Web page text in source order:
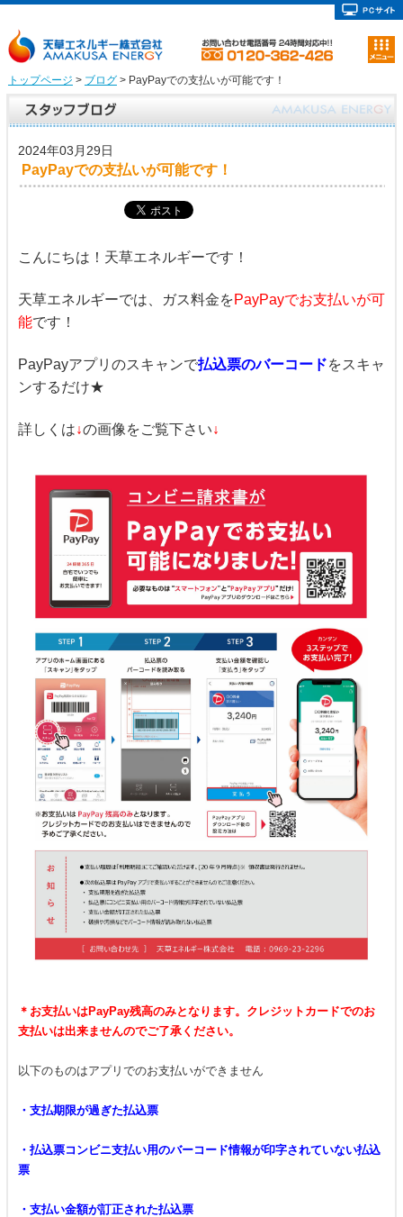
トップページ > ブログ> PayPayでの支払いが可能です！
2024年03月29日
PayPayでの支払いが可能です！
こんにちは！天草エネルギーです！
天草エネルギーでは、ガス料金をPayPayでお支払いが可
能です！
PayPayアプリのスキャンで払込票のバーコードをスキャ
ンするだけ★
詳しくは↓の画像をご覧下さい↓
＊お支払いはPayPay残高のみとなります。 クレジットカードでのお
支払いは出来ませんのでご了承ください。
以下のものはアプリでのお支払いができません
・支払期限が過ぎた払込票
・払込票コンビニ支払い用のバーコード情報が印字されていない払込
票
・支払い金額が訂正された払込票